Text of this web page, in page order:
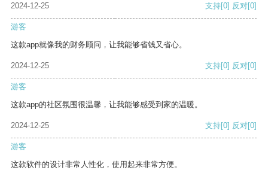
2024-12-25 支持[0] 反对[0]
游客
这款app就像我的财务顾问，让我能够省钱又省心。
2024-12-25 支持[0] 反对[0]
游客
这款app的社区氛围很温馨，让我能够感受到家的温暖。
2024-12-25 支持[0] 反对[0]
游客
这款软件的设计非常人性化，使用起来非常方便。